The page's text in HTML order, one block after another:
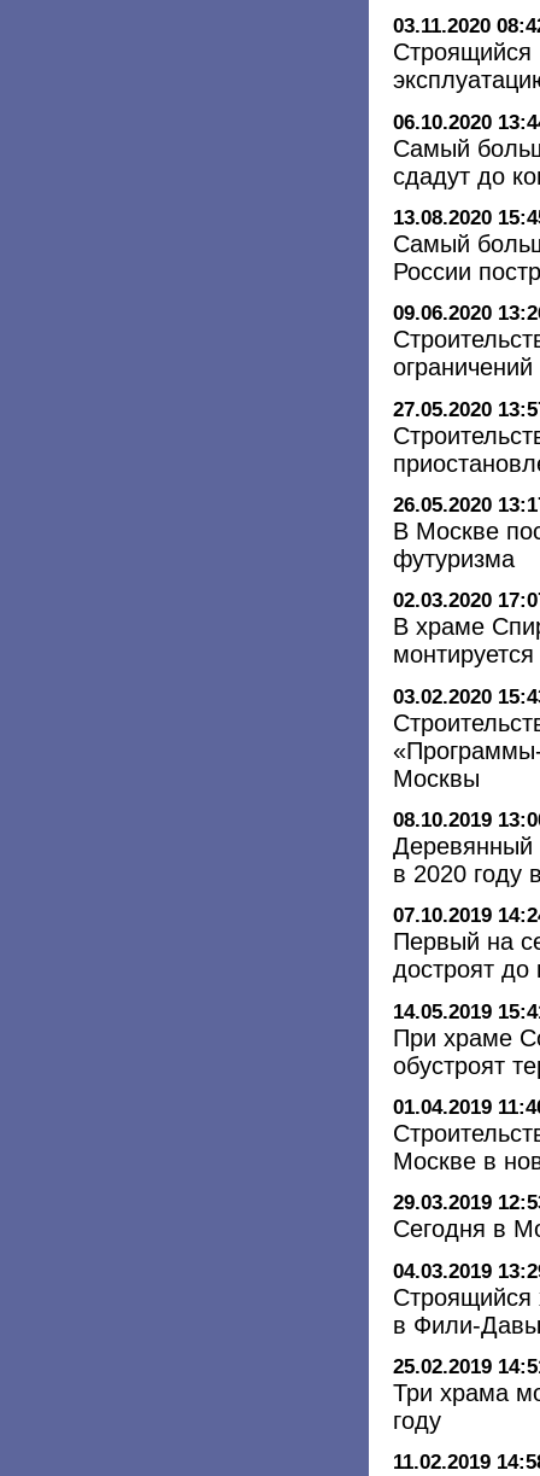
03.11.2020
06.10.2020
Самый
сдадут до
13.08.2020
Самый
России
09.06.2020
27.05.2020
26.05.2020
В Москве
футуризма
02.03.2020
В храме
03.02.2020
Москвы
08.10.2019
Деревянный
в 2020 году
07.10.2019
Первый на
достроят до
14.05.2019
При храме
обустроят
01.04.2019
Москве в
29.03.2019
Сегодня в
04.03.2019
в Фили-
25.02.2019
Три храма
году
11.02.2019